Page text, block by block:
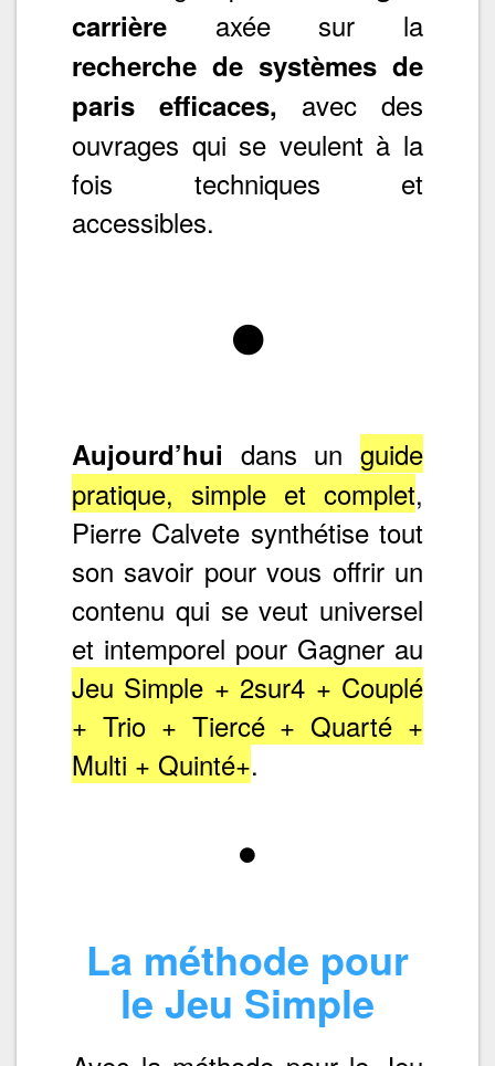
carrière axée sur la
recherche de systèmes de
paris efficaces, avec des
ouvrages qui se veulent à la
fois techniques et
accessibles.
Aujourd’hui dans un guide
pratique, simple et complet,
Pierre Calvete synthétise tout
son savoir pour vous offrir un
contenu qui se veut universel
et intemporel pour Gagner au
Jeu Simple + 2sur4 + Couplé
+ Trio + Tiercé + Quarté +
Multi + Quinté+.
La méthode pour
le Jeu Simple